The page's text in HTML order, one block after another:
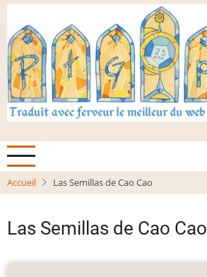
Aller
contenu
principal
Accueil Las Semillas de Cao Cao
Las Semillas de Cao Cao